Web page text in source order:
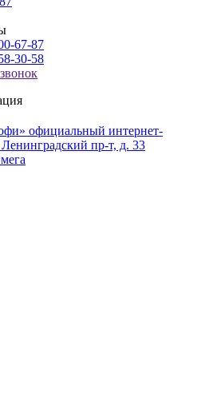
67-87
30-58
официальный интернет-
пр-т, д. 33